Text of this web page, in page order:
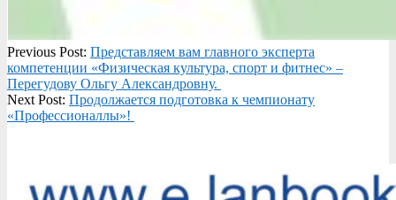
2025-
02-
21
Previous Post: Представляем вам главного эксперта
компетенции «Физическая культура, спорт и фитнес» –
Перегудову Ольгу Александровну.
Next Post: Продолжается подготовка к чемпионату
«Профессионаллы»!